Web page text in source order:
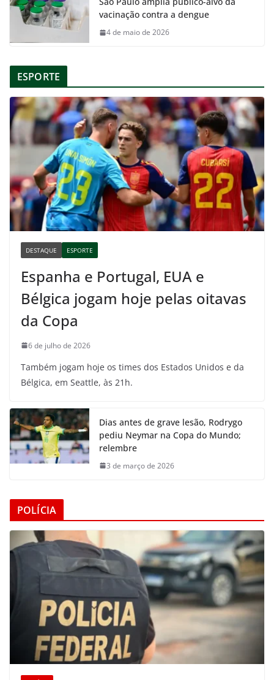
vacinação contra a dengue
4 de maio de 2026
ESPORTE
DESTAQUE ESPORTE
Espanha e Portugal, EUA e
Bélgica jogam hoje pelas oitavas
da Copa
6 de julho de 2026
Também jogam hoje os times dos Estados Unidos e da
Bélgica, em Seattle, às 21h.
Dias antes de grave lesão, Rodrygo
pediu Neymar na Copa do Mundo;
relembre
3 de março de 2026
POLÍCIA